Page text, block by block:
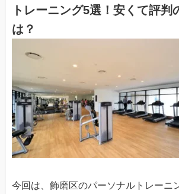
トレーニング5選！安くて評判
は？
今回は、飾磨区のパーソナルトレーニ